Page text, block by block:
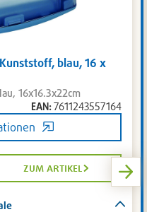
blau, 16 x
16x16.3x22cm
EAN:7611243557164
zum artikel